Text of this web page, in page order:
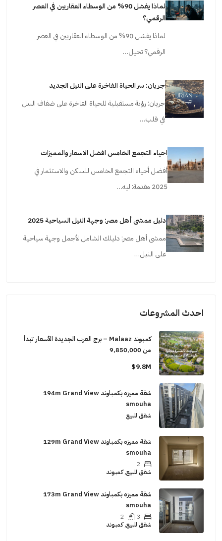
لماذا يفشل 90% من الوسطاء العقاريين في العصر
الرقمي؟
لماذا يفشل 90% من الوسطاء العقاريين في العصر
الرقمي؟ تخيل…
جريان: سر الحياة الفاخرة على النيل الجديد
جريان: رؤية مستقبلية للحياة الفاخرة على ضفاف النيل
في قلب…
احياء التجمع الخامس افضل الاسعار والمميزات
أفضل أحياء التجمع الخامس للسكن والاستثمار في
2025 مقدمة: ليه…
دليل ممشى أهل مصر: وجهة النيل السياحية 2025
ممشى أهل مصر: دليلك الشامل لأجمل وجهة سياحية
على النيل…
احدث المشروعات
كمبوند Malaaz – برج العرب الجديدة الأسعار تبدأ
من 9,850,000
9.8M$
شقة مميزه بكمباوند 194m Grand View
smouha
شقق للبيع
شقة مميزه بكمباوند 129m Grand View
smouha
2
شقق للبيع, كمبوند
شقة مميزه بكمباوند 173m Grand View
smouha
3
2
شقق للبيع, كمبوند